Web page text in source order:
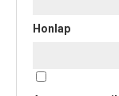
Honlap